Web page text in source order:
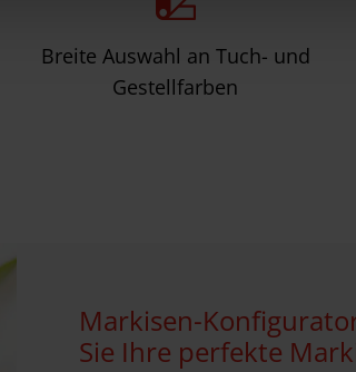
Breite Auswahl an Tuch- und
Gestellfarben
Markisen-
Sie Ihre perfekte